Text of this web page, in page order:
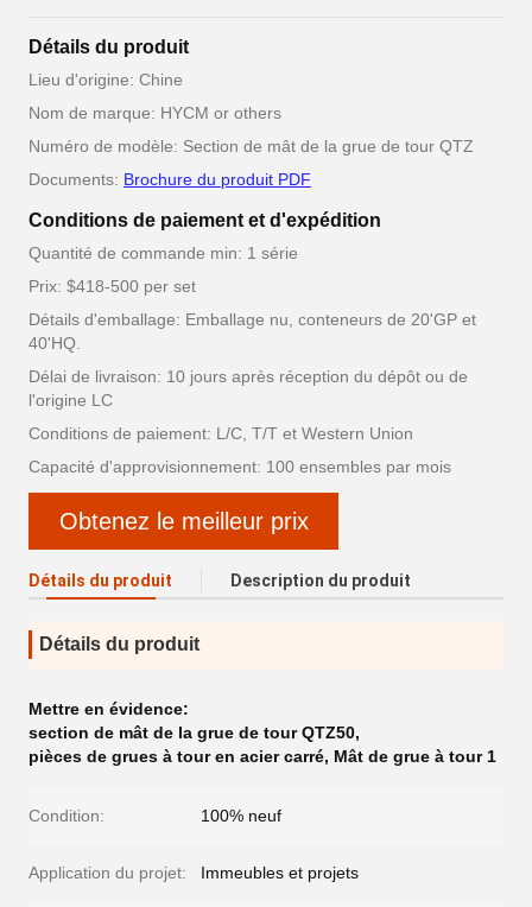
Détails du produit
Lieu d'origine: Chine
Nom de marque: HYCM or others
Numéro de modèle: Section de mât de la grue de tour QTZ
Documents: Brochure du produit PDF
Conditions de paiement et d'expédition
Quantité de commande min: 1 série
Prix: $418-500 per set
Détails d'emballage: Emballage nu, conteneurs de 20'GP et
40'HQ.
Délai de livraison: 10 jours après réception du dépôt ou de
l'origine LC
Conditions de paiement: L/C, T/T et Western Union
Capacité d'approvisionnement: 100 ensembles par mois
Obtenez le meilleur prix
Détails du produit Description du produit
Détails du produit
Mettre en évidence:
section de mât de la grue de tour QTZ50,
pièces de grues à tour en acier carré, Mât de grue à tour 1
Condition: 100% neuf
Application du projet: Immeubles et projets